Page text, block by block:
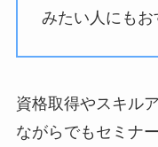
みたい人にもお
資格取得やスキル
ながらでもセミナ